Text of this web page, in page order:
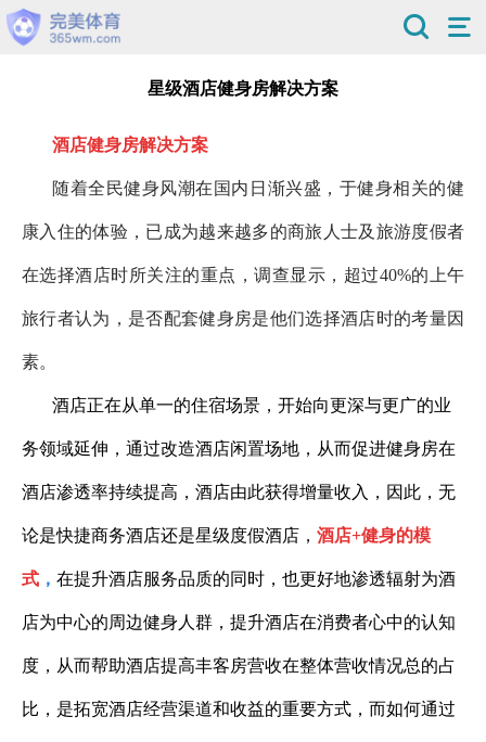
星级酒店健身房解决方案
酒店健身房解决方案
随着全民健身风潮在国内日渐兴盛，于健身相关的健
康入住的体验，已成为越来越多的商旅人士及旅游度假者
在选择酒店时所关注的重点，调查显示，超过40%的上午
旅行者认为，是否配套健身房是他们选择酒店时的考量因
素。
酒店正在从单一的住宿场景，开始向更深与更广的业
务领域延伸，通过改造酒店闲置场地，从而促进健身房在
酒店渗透率持续提高，酒店由此获得增量收入，因此，无
论是快捷商务酒店还是星级度假酒店， 酒店+健身的模
式 ， 在提升酒店服务品质的同时，也更好地渗透辐射为酒
店为中心的周边健身人群，提升酒店在消费者心中的认知
度，从而帮助酒店提高丰客房营收在整体营收情况总的占
比，是拓宽酒店经营渠道和收益的重要方式，而如何通过